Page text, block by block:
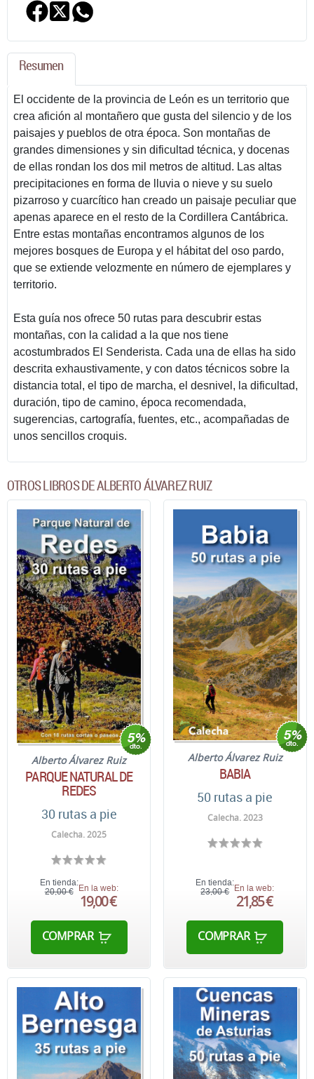
Resumen
El occidente de la provincia de León es un territorio que
crea afición al montañero que gusta del silencio y de los
paisajes y pueblos de otra época. Son montañas de
grandes dimensiones y sin dificultad técnica, y docenas
de ellas rondan los dos mil metros de altitud. Las altas
precipitaciones en forma de lluvia o nieve y su suelo
pizarroso y cuarcítico han creado un paisaje peculiar que
apenas aparece en el resto de la Cordillera Cantábrica.
Entre estas montañas encontramos algunos de los
mejores bosques de Europa y el hábitat del oso pardo,
que se extiende velozmente en número de ejemplares y
territorio.
Esta guía nos ofrece 50 rutas para descubrir estas
montañas, con la calidad a la que nos tiene
acostumbrados El Senderista. Cada una de ellas ha sido
descrita exhaustivamente, y con datos técnicos sobre la
distancia total, el tipo de marcha, el desnivel, la dificultad,
duración, tipo de camino, época recomendada,
sugerencias, cartografía, fuentes, etc., acompañadas de
unos sencillos croquis.
OTROS LIBROS DE ALBERTO ÁLVAREZ RUIZ
Alberto Álvarez Ruiz
PARQUE NATURAL DE
REDES
30 rutas a pie
Calecha. 2025
En tienda:
20,00 € En la web:
19,00 €
COMPRAR
Alberto Álvarez Ruiz
BABIA
50 rutas a pie
Calecha. 2023
En tienda:
23,00 €
En la web:
21,85 €
COMPRAR